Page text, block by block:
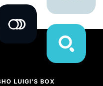
LUIGI'S BOX